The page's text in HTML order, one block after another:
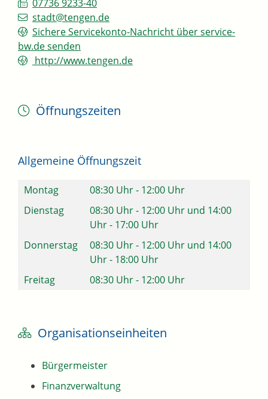
07736 9233-40
stadt@tengen.de
Sichere Servicekonto-Nachricht über service-
bw.de senden
http://www.tengen.de
Öffnungszeiten
Allgemeine Öffnungszeit
Montag 08:30 Uhr- 12:00 Uhr
Dienstag
08:30 Uhr- 12:00 Uhr und 14:00
Uhr- 17:00 Uhr
Donnerstag
08:30 Uhr- 12:00 Uhr und 14:00
Uhr- 18:00 Uhr
Freitag
08:30 Uhr- 12:00 Uhr
Organisationseinheiten
Bürgermeister
Finanzverwaltung